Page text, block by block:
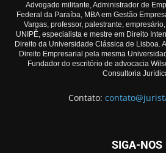
Advogado militante, Administrador de
Federal da Paraíba, MBA em Gestão
Vargas, professor, palestrante,
UNIPÊ, especialista e mestre em Direito
Direito da Universidade Clássica de Lisboa.
Direito Empresarial pela mesma
Fundador do escritório de advocacia
Consultoria
Contato:
SIGA-NOS